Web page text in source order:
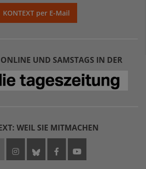
KONTEXT per E-Mail
UND SAMSTAGS IN DER
WEIL SIE MITMACHEN